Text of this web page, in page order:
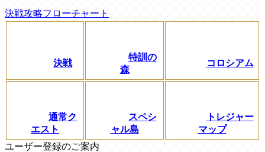
決戦攻略フローチャート
決戦
特訓の
森
コロシアム
通常ク
エスト
スペシ
ャル島
トレジャー
マップ
ユーザー登録のご案内